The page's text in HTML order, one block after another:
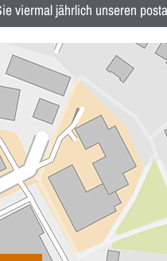
viermal jährlich unseren